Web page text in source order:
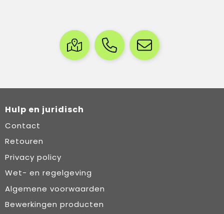
Hulp en juridisch
Contact
Retouren
Privacy policy
Wet- en regelgeving
Algemene voorwaarden
Bewerkingen producten